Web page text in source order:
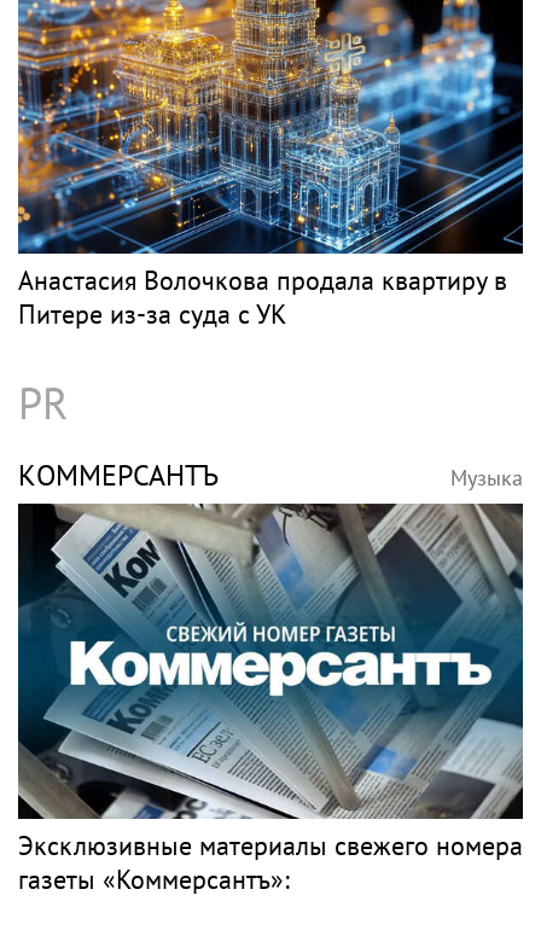
Анастасия Волочкова продала квартиру в
Питере из-за суда с УК
PR
КОММЕРСАНТЪ Музыка
Эксклюзивные материалы свежего номера
газеты «Коммерсантъ»: